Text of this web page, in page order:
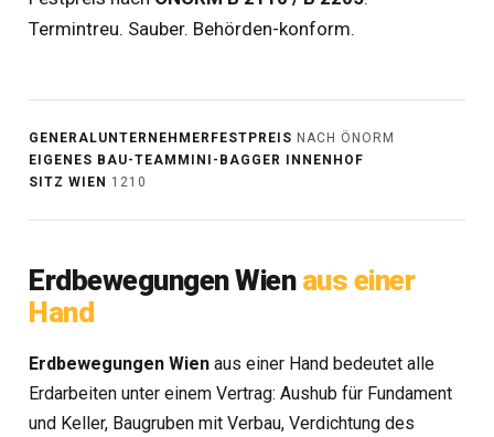
Termintreu. Sauber. Behörden-konform.
GENERALUNTERNEHMER FESTPREIS NACH ÖNORM
EIGENES BAU-TEAM MINI-BAGGER INNENHOF
SITZ WIEN 1210
Erdbewegungen Wien aus einer
Hand
Erdbewegungen Wien aus einer Hand bedeutet alle
Erdarbeiten unter einem Vertrag: Aushub für Fundament
und Keller, Baugruben mit Verbau, Verdichtung des